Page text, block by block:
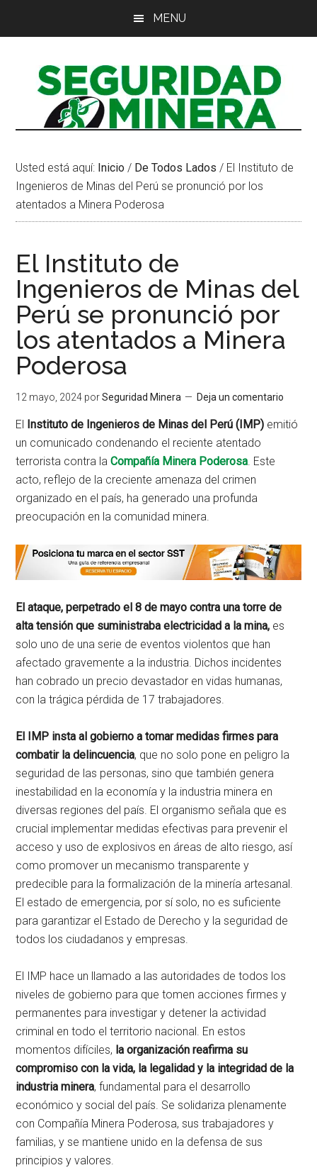
principal
MENU
Usted está aquí: Inicio / De Todos Lados / El Instituto de
Ingenieros de Minas del Perú se pronunció por los
atentados a Minera Poderosa
El Instituto de
Ingenieros de Minas del
Perú se pronunció por
los atentados a Minera
Poderosa
12 mayo, 2024 porSeguridad Minera Deja un comentario
El Instituto de Ingenieros de Minas del Perú (IMP) emitió
un comunicado condenando el reciente atentado
terrorista contra laCompañía Minera Poderosa. Este
acto, reflejo de la creciente amenaza del crimen
organizado en el país, ha generado una profunda
preocupación en la comunidad minera.
El ataque, perpetrado el 8 de mayo contra una torre de
alta tensión que suministraba electricidad a la mina, es
solo uno de una serie de eventos violentos que han
afectado gravemente a la industria. Dichos incidentes
han cobrado un precio devastador en vidas humanas,
con la trágica pérdida de 17 trabajadores.
El IMP insta al gobierno a tomar medidas firmes para
combatir la delincuencia, que no solo pone en peligro la
seguridad de las personas, sino que también genera
inestabilidad en la economía y la industria minera en
diversas regiones del país. El organismo señala que es
crucial implementar medidas efectivas para prevenir el
acceso y uso de explosivos en áreas de alto riesgo, así
como promover un mecanismo transparente y
predecible para la formalización de la minería artesanal.
El estado de emergencia, por sí solo, no es suficiente
para garantizar el Estado de Derecho y la seguridad de
todos los ciudadanos y empresas.
El IMP hace un llamado a las autoridades de todos los
niveles de gobierno para que tomen acciones firmes y
permanentes para investigar y detener la actividad
criminal en todo el territorio nacional. En estos
momentos difíciles, la organización reafirma su
compromiso con la vida, la legalidad y la integridad de la
industria minera, fundamental para el desarrollo
económico y social del país. Se solidariza plenamente
con Compañía Minera Poderosa, sus trabajadores y
familias, y se mantiene unido en la defensa de sus
principios y valores.